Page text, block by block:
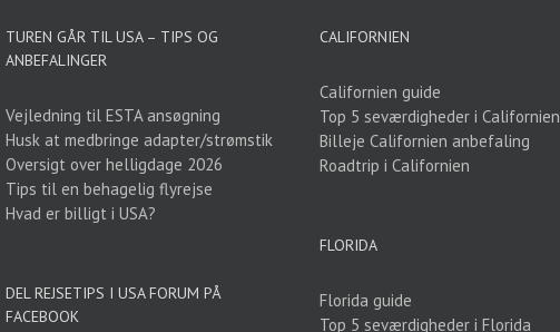
TUREN GÅR TIL USA – TIPS OG
ANBEFALINGER
Vejledning til ESTA ansøgning
Husk at medbringe adapter/strømstik
Oversigt over helligdage 2026
Tips til en behagelig flyrejse
Hvad er billigt i USA?
DEL REJSETIPS I USA FORUM PÅ
FACEBOOK
CALIFORNIEN
Californien guide
Top 5 seværdigheder i Californien
Billeje Californien anbefaling
Roadtrip i Californien
FLORIDA
Florida guide
Top 5 seværdigheder i Florida